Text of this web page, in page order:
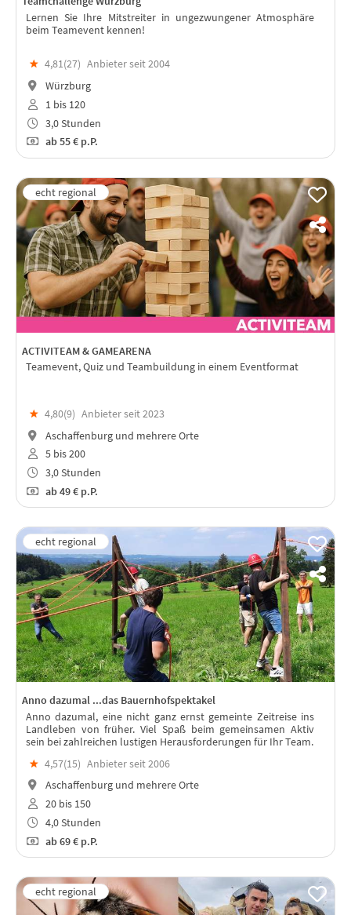
Lernen Sie Ihre Mitstreiter in ungezwungener Atmosphäre
beim Teamevent kennen!
★ 4,81(27) Anbieter seit 2004
Würzburg
1 bis 120
3,0 Stunden
ab55 € p.P.
ACTIVITEAM & GAMEARENA
Teamevent, Quiz und Teambuildung in einem Eventformat
★ 4,80(9) Anbieter seit 2023
Aschaffenburg und mehrere Orte
5 bis 200
3,0 Stunden
ab49 € p.P.
Anno dazumal ...das Bauernhofspektakel
Anno dazumal, eine nicht ganz ernst gemeinte Zeitreise ins
Landleben von früher. Viel Spaß beim gemeinsamen Aktiv
sein bei zahlreichen lustigen Herausforderungen für Ihr Team.
★ 4,57(15) Anbieter seit 2006
Aschaffenburg und mehrere Orte
20 bis 150
4,0 Stunden
ab69 € p.P.